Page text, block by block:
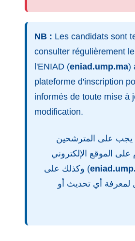
NB : Les candidats sont
consulter régulièrement
l'ENIAD (eniad.ump.ma)
plateforme d'inscription
informés de toute mise à
modification.
يجب على المترشحين
على الموقع الإلكتروني
) وكذلك على
لمعرفة أي تحديث أو